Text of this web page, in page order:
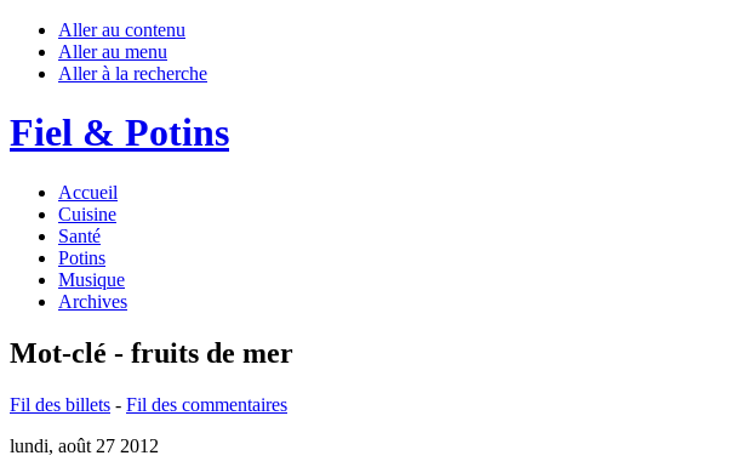
Aller au contenu
Aller au menu
Aller à la recherche
Fiel & Potins
Accueil
Cuisine
Santé
Potins
Musique
Archives
Mot-clé - fruits de mer
Fil des billets - Fil des commentaires
lundi, août 27 2012